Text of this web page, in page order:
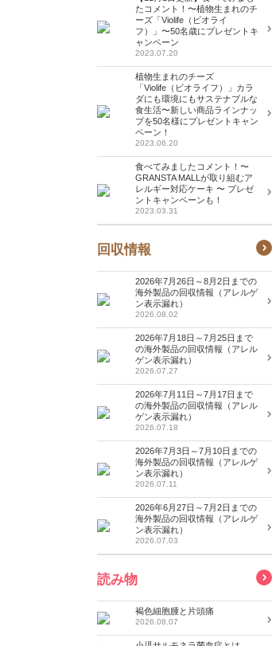
たコメント！〜植物生まれのチ
ーズ「Violife（ビオライ
フ）」〜50名歳にプレゼントキ
ャンペーン
2023.07.20
植物生まれのチーズ
「Violife（ビオライフ）」カラ
ダにも環境にもサステナブルな
食生活〜新しい商品ラインナッ
プを50名様にプレゼントキャン
ペーン！
2023.06.20
食べてみましたコメント！〜
GRANSTA MALLが取り組むア
レルギー対応ケーキ 〜 プレゼ
ントキャンペーンも！
2023.03.31
回収情報
2026年7月26日～8月2日までの
海外製品の回収情報（アレルゲ
ン表示漏れ）
2026.08.02
2026年7月18日～7月25日まで
の海外製品の回収情報（アレル
ゲン表示漏れ）
2026.07.27
2026年7月11日～7月17日まで
の海外製品の回収情報（アレル
ゲン表示漏れ）
2026.07.18
2026年7月3日～7月10日までの
海外製品の回収情報（アレルゲ
ン表示漏れ）
2026.07.11
2026年6月27日～7月2日までの
海外製品の回収情報（アレルゲ
ン表示漏れ）
2026.07.03
読み物
褐色細胞腫と片頭痛
2026.08.07